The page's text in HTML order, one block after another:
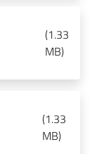
(1.33
MB)
(1.33
MB)